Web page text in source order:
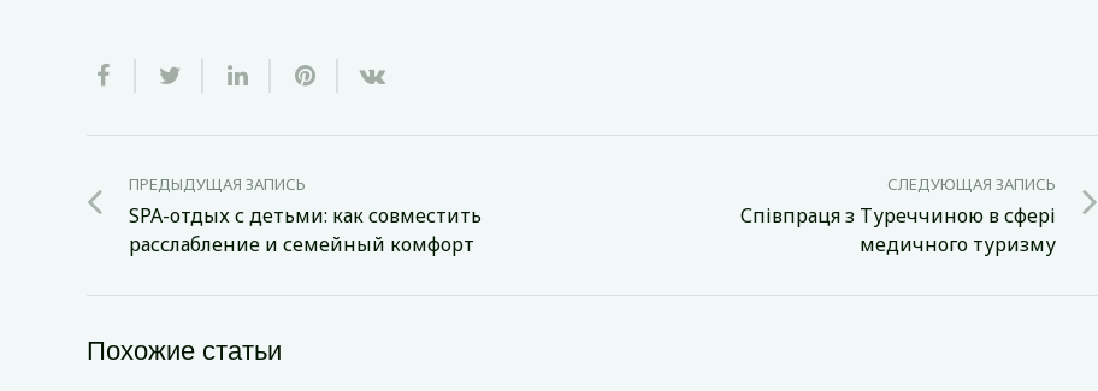
ПРЕДЫДУЩАЯ ЗАПИСЬ
SPA-отдых с детьми: как совместить
расслабление и семейный комфорт
СЛЕДУЮЩАЯ ЗАПИСЬ
Співпраця з Туреччиною в сфері
медичного туризму
Похожие статьи